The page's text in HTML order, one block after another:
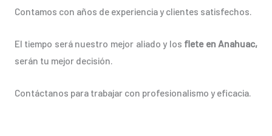
Contamos con años de experiencia y clientes satisfechos.
El tiempo será nuestro mejor aliado y los flete en Anahuac,
serán tu mejor decisión.
Contáctanos para trabajar con profesionalismo y eficacia.